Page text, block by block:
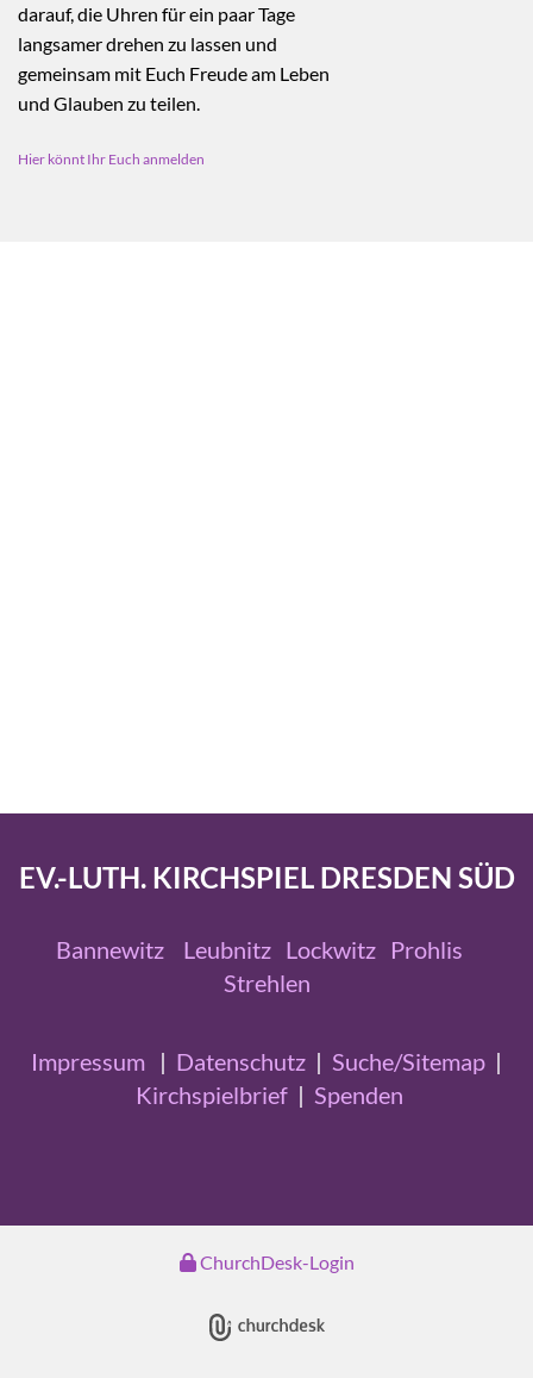
darauf, die Uhren für ein paar Tage
langsamer drehen zu lassen und
gemeinsam mit Euch Freude am Leben
und Glauben zu teilen.
Hier könnt Ihr Euch anmelden
EV.-LUTH. KIRCHSPIEL DRESDEN SÜD
Bannewitz Leubnitz Lockwitz Prohlis
Strehlen
Impressum | Datenschutz | Suche/Sitemap |
Kirchspielbrief| Spenden
ChurchDesk-Login